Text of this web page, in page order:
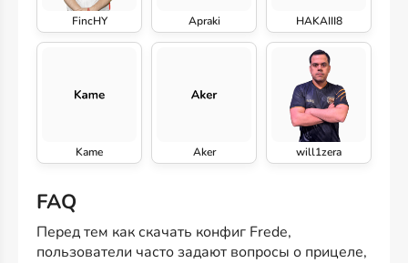
FincHY Apraki HAKAIII8
Kame Aker will1zera
FAQ
Перед тем как скачать конфиг Frede,
пользователи часто задают вопросы о прицеле,